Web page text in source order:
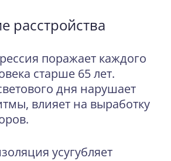
расстройства
поражает каждого
старше 65 лет.
дня нарушает
влияет на выработку
усугубляет